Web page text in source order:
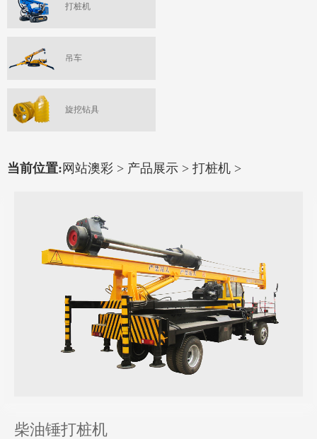
打桩机
吊车
旋挖钻具
当前位置: 网站澳彩 > 产品展示 > 打桩机 >
柴油锤打桩机